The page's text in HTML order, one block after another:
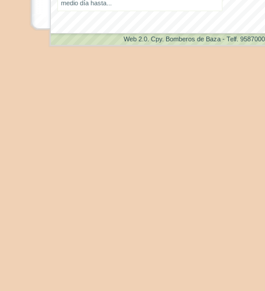
medio día hasta...
Web 2.0 . Cpy. Bomberos de Baza - Telf.